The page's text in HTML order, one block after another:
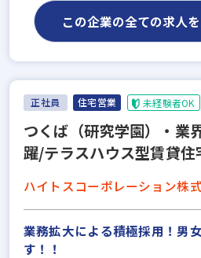
この企業の全ての求人
正社員 住宅営業 未経験者OK
つくば（研究学園）・業
躍/テラスハウス型賃貸
ハイトスコーポレーション株
業務拡大による積極採用！男
す！！